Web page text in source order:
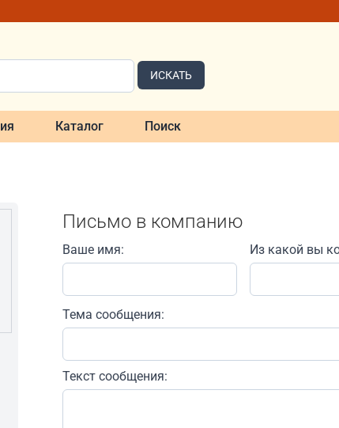
ИСКАТЬ
Каталог Поиск
Письмо в компанию
Ваше имя: Из какой вы
Тема сообщения:
Текст сообщения: